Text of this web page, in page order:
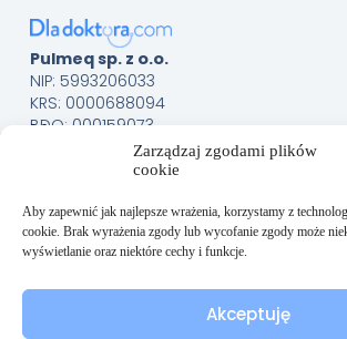
Zarządzaj zgodami plików
cookie
Aby zapewnić jak najlepsze wrażenia, korzystamy z
cookie. Brak wyrażenia zgody lub wycofanie zgody może
wyświetlanie oraz niektóre cechy i funkcje.
Akceptuję
Pulmeq sp. z o.o.
NIP: 5993206033
KRS: 0000688094
BDO: 000159073
Menu
Kontakt
Obsługa Klienta
Regulamin
Polityka plików cookies (EU)